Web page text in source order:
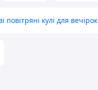
повітряні кулі для вечірок